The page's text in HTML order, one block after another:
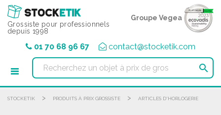
Grossiste pour professionnels
depuis 1998
Groupe Vegea
01 70 68 96 67 contact@stocketik.com

STOCKETIK > PRODUITS À PRIX GROSSISTE > ARTICLES D'HORLOGERIE
Panneau de gestion des cookies